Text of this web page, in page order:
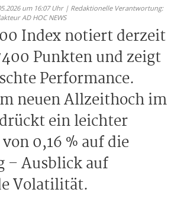
um 16:07 Uhr | Redaktionelle Verantwortung:
AD HOC NEWS
Index notiert derzeit
Punkten und zeigt
Performance.
neuen Allzeithoch im
ein leichter
0,16 % auf die
– Ausblick auf
Volatilität.